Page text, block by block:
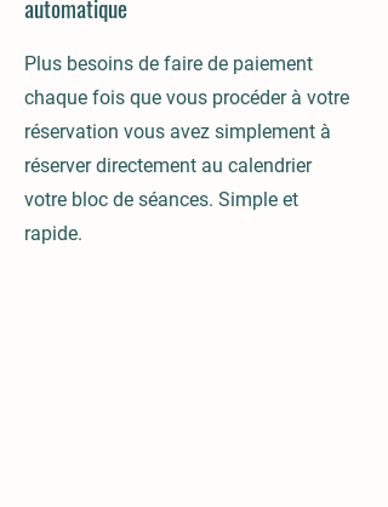
automatique
Plus besoins de faire de paiement
chaque fois que vous procéder à votre
réservation vous avez simplement à
réserver directement au calendrier
votre bloc de séances. Simple et
rapide.